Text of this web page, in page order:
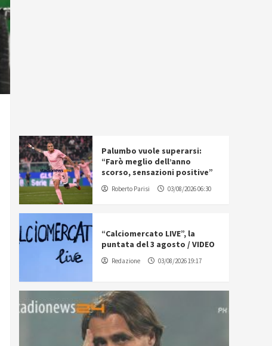
Palumbo vuole superarsi:
“Farò meglio dell’anno
scorso, sensazioni positive”
Roberto Parisi 03/08/2026 06:30
“Calciomercato LIVE”, la
puntata del 3 agosto / VIDEO
Redazione 03/08/2026 19:17